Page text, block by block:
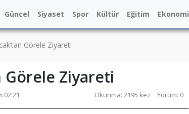
Güncel Siyaset Spor Kültür Eğitim Ekonomi
Görele Ziyareti
Görele Ziyareti
02:21 Okunma: 2195 kez Yorum: 0